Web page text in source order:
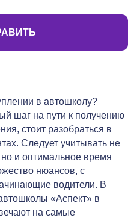
в автошколу?
шаг на пути к получению
стоит разобраться в
Следует учитывать не
и оптимальное время
нюансов, с
водители. В
«Аспект» в
на самые